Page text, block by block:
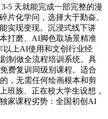
天就能完成一部完整的漫
片化学问，选择大于勤奋。
实现变现。沉浸式线下讲
打磨、AI脚色取场景精准
以上AI使用和文创行业经
制做全流程培训系统。具
费复训同级别课程。适合
，无需任何绘画根本和剪
班族、正在校大学生设想，
家课程劣势：全国初创AI